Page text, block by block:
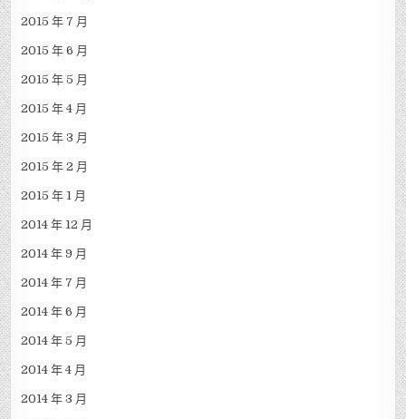
2015 年 7 月
2015 年 6 月
2015 年 5 月
2015 年 4 月
2015 年 3 月
2015 年 2 月
2015 年 1 月
2014 年 12 月
2014 年 9 月
2014 年 7 月
2014 年 6 月
2014 年 5 月
2014 年 4 月
2014 年 3 月